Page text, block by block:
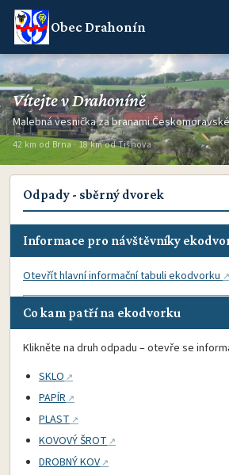
Obec Drahonín
Vítejte v Drahoníně
Malebná vesnička za branami
42 km od Brna · 18 km od Tišnova
Odpady - sběrný dvorek
Informace pro návštěvníky
Otevřít hlavní informační tabuli ekodvorku
Co kam patří na ekodvorku
Klikněte na druh odpadu – otevře se
SKLO
PAPÍR
PLAST
KOVOVÝ ŠROT
DROBNÝ KOV